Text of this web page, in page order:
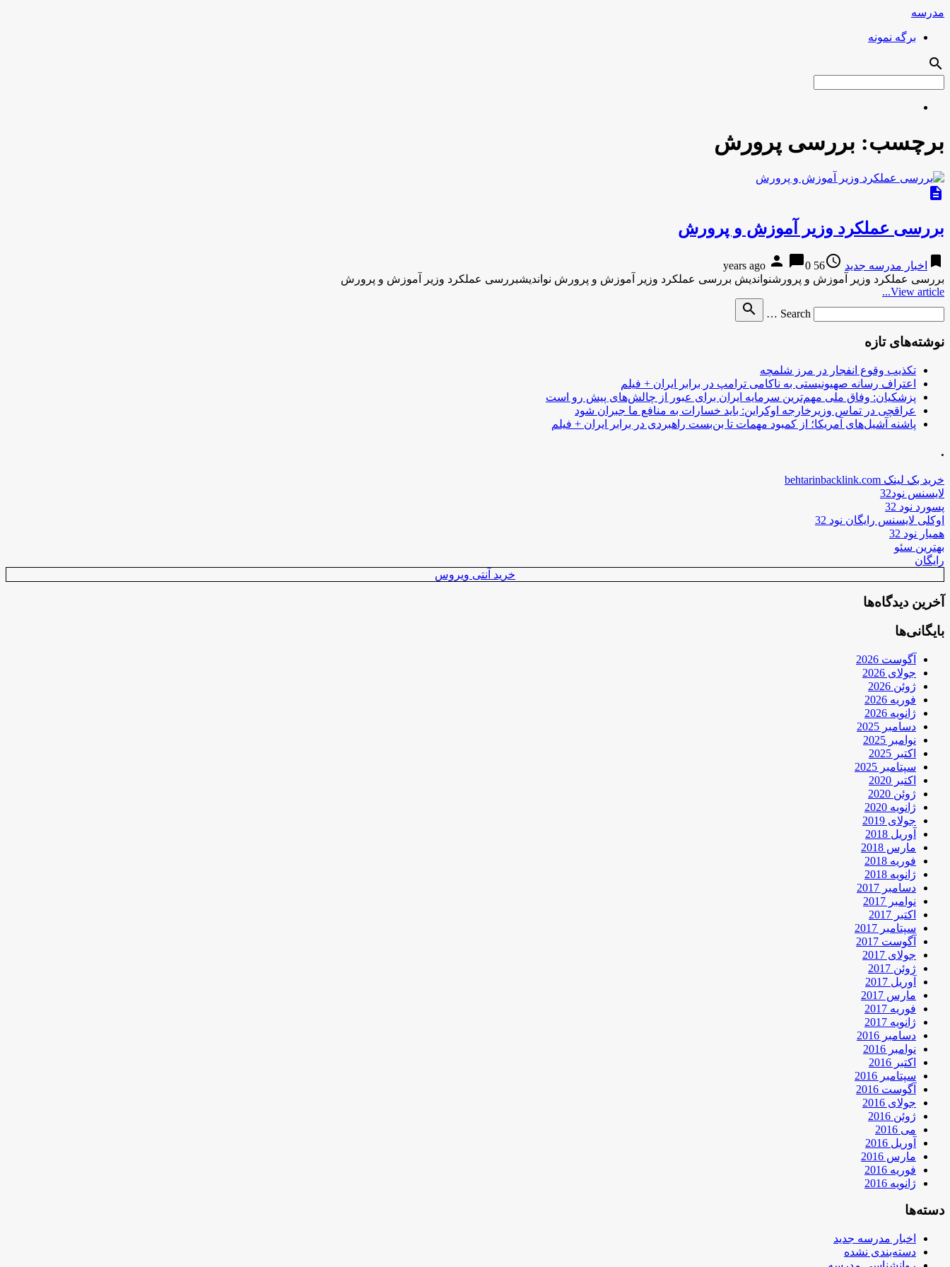
مدرسه
برگه نمونه
search
برچسب: بررسى پرورش
description
بررسى عملكرد وزیر آموزش و پرورش
bookmark اخبار مدرسه جدید access_time
56 years ago
person chat_bubble0
بررسى عملكرد وزیر آموزش و پرورشنواندیش بررسى عملكرد وزیر آموزش و پرورش نواندیشبررسى عملكرد وزیر آموزش و پرورش
View article...
Search …
search
نوشته‌های تازه
تکذیب وقوع انفجار در مرز شلمچه
اعتراف رسانه صهیونیستی به ناکامی ترامپ در برابر ایران + فیلم
پزشکیان: وفاق ملی مهم‌ترین سرمایه ایران برای عبور از چالش‌های پیش رو است
عراقچی در تماس وزیرخارجه اوکراین: باید خسارات به منافع ما جبران شود
پاشنه آشیل‌های آمریکا؛ از کمبود مهمات تا بن‌بست راهبردی در برابر ایران + فیلم
.
خرید بک لینک behtarinbacklink.com
لایسنس نود32
پسورد نود 32
اوکلی لایسنس رایگان نود 32
همیار نود 32
بهترین سئو
رایگان
خرید آنتی ویروس
آخرین دیدگاه‌ها
بایگانی‌ها
آگوست 2026
جولای 2026
ژوئن 2026
فوریه 2026
ژانویه 2026
دسامبر 2025
نوامبر 2025
اکتبر 2025
سپتامبر 2025
اکتبر 2020
ژوئن 2020
ژانویه 2020
جولای 2019
آوریل 2018
مارس 2018
فوریه 2018
ژانویه 2018
دسامبر 2017
نوامبر 2017
اکتبر 2017
سپتامبر 2017
آگوست 2017
جولای 2017
ژوئن 2017
آوریل 2017
مارس 2017
فوریه 2017
ژانویه 2017
دسامبر 2016
نوامبر 2016
اکتبر 2016
سپتامبر 2016
آگوست 2016
جولای 2016
ژوئن 2016
می 2016
آوریل 2016
مارس 2016
فوریه 2016
ژانویه 2016
دسته‌ها
اخبار مدرسه جدید
دسته‌بندی نشده